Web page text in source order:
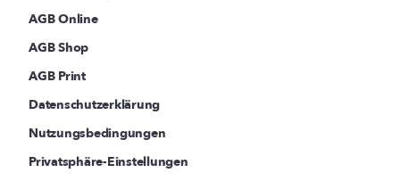
AGB Online
AGB Shop
AGB Print
Datenschutzerklärung
Nutzungsbedingungen
Privatsphäre-Einstellungen